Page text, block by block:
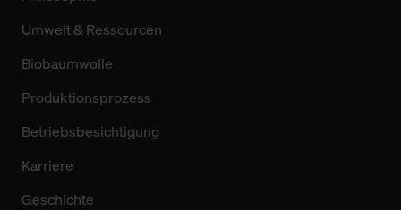
Umwelt & Ressourcen
Biobaumwolle
Produktionsprozess
Betriebsbesichtigung
Karriere
Geschichte